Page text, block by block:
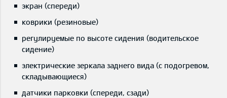
экран (спереди)
коврики (резиновые)
регулируемые по высоте сидения (водительское
сидение)
электрические зеркала заднего вида (с подогревом,
складывающиеся)
датчики парковки (спереди, сзади)